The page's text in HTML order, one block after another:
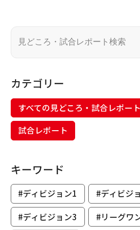
カテゴリー
すべての見どころ・試合レポート
試合レポート
キーワード
#ディビジョン1
#ディビジ
#ディビジョン3
#リーグワ